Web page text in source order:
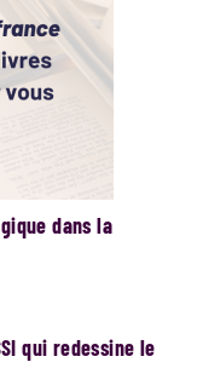
dans la
qui redessine le